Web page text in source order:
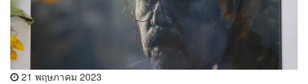
21 พฤษภาคม 2023